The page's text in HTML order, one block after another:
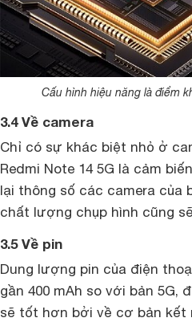
Cấu hình hiệu năng là điểm
3.4 Về camera
Chỉ có sự khác biệt nhỏ ở
Redmi Note 14 5G là cảm
lại thông số các camera của
chất lượng chụp hình cũng
3.5 Về pin
Dung lượng pin của điện
gần 400 mAh so với bản
sẽ tốt hơn bởi về cơ bản kết